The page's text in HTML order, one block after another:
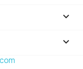

keyboard_arrow_down